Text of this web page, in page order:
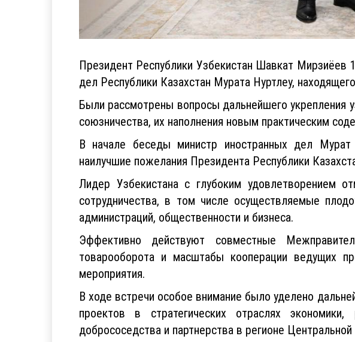
Президент Республики Узбекистан Шавкат Мирзиёев
дел Республики Казахстан Мурата Нуртлеу,
Были рассмотрены вопросы дальнейшего укрепления
союзничества, их наполнения новым практическим
В начале беседы министр иностранных дел Мурат
наилучшие пожелания Президента Республики
Лидер Узбекистана с глубоким удовлетворением
сотрудничества, в том числе осуществляемые
администраций, общественности и бизнеса.
Эффективно действуют совместные
товарооборота и масштабы кооперации ведущих
мероприятия.
В ходе встречи особое внимание было уделено
проектов в стратегических отраслях
добрососедства и партнерства в регионе Центральной